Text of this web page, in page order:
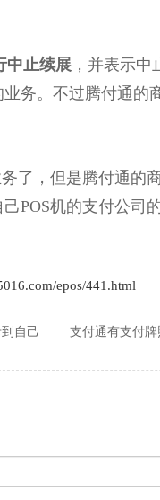
中止续展 ，并表示
业务。不过腾付通
，但是腾付通的
POS机的支付公司
epos/441.html
自己 支付通有支付牌